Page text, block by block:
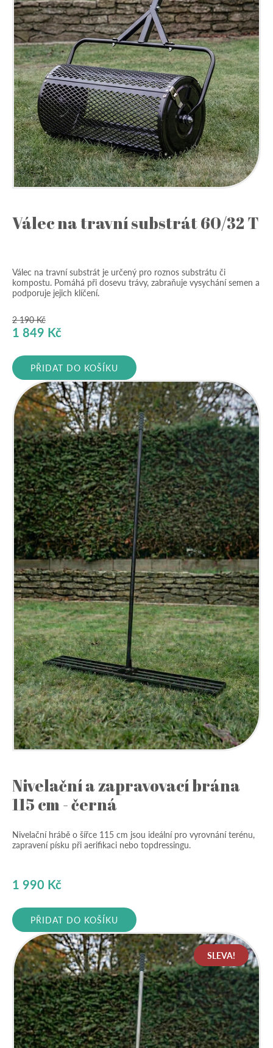
Válec na travní substrát 60/32 T
Válec na travní substrát je určený pro roznos substrátu či
kompostu. Pomáhá při dosevu trávy, zabraňuje vysychání semen a
podporuje jejich klíčení.
2 190Kč
Původní
byla:
2
190 Kč.
1 849 Kč
je:
1
849 Kč.
PŘIDAT DO KOŠÍKU
Nivelační a zapravovací brána
115 cm - černá
Nivelační hrábě o šířce 115 cm jsou ideální pro vyrovnání terénu,
zapravení písku při aerifikaci nebo topdressingu.
1 990 Kč
PŘIDAT DO KOŠÍKU
SLEVA!